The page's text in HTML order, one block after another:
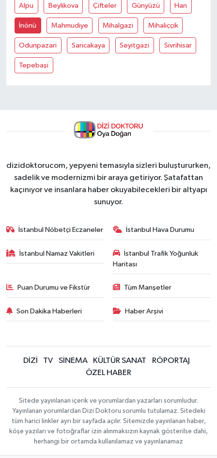
Alpu Beylikova Çifteler Günyüzü Han
İnönü Mahmudiye Mihalgazi Mihaliççik
Odunpazari Saricakaya Seyitgazi Sivrihisar
Tepebaşi
dizidoktorucom, yepyeni temasıyla sizleri buluştururken,
sadelik ve modernizmi bir araya getiriyor. Şatafattan
kaçınıyor ve insanlara haber okuyabilecekleri bir altyapı
sunuyor.
İstanbul Nöbetçi Eczaneler İstanbul Hava Durumu
İstanbul Namaz Vakitleri
İstanbul Trafik Yoğunluk
Haritası
Puan Durumu ve Fikstür Tüm Manşetler
Son Dakika Haberleri Haber Arşivi
DİZİ TV SİNEMA KÜLTÜR SANAT
RÖPORTAJ
ÖZEL HABER
Sitede yayınlanan içerik ve yorumlardan yazarları sorumludur.
Yayınlanan yorumlardan Dizi Doktoru sorumlu tutulamaz. Sitedeki
tüm harici linkler ayrı bir sayfada açılır. Sitemizde yayınlanan haber,
köşe yazıları ve fotoğraflar izin alınmaksızın kaynak gösterilse dahi,
herhangi bir ortamda kullanılamaz ve yayınlanamaz